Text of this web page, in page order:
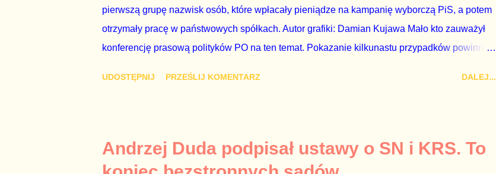
pierwszą grupę nazwisk osób, które wpłacały pieniądze na kampanię wyborczą PiS, a potem
otrzymały pracę w państwowych spółkach. Autor grafiki: Damian Kujawa Mało kto zauważył
konferencję prasową polityków PO na ten temat. Pokazanie kilkunastu przypadków powinno
czynienia nie ze zjawiskiem jednostkowym, które zawsze może się zdarzyć, a polegającym
na tym, że osoba z kwalifikacjami wpłaca na partię polityczną, a następnie obejmuje prace w
UDOSTĘPNIJ PRZEŚLIJ KOMENTARZ DALEJ...
Andrzej Duda podpisał ustawy o SN i KRS. To